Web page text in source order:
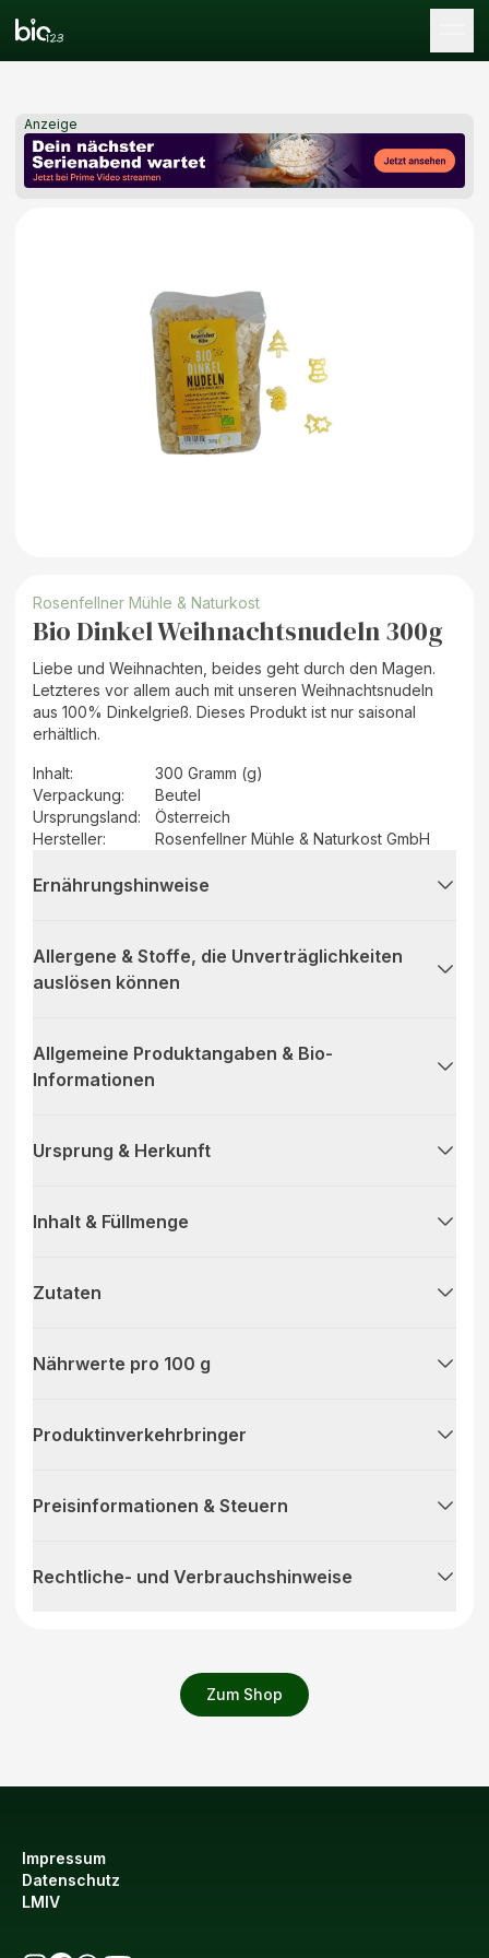
Anzeige
Zum Shop
Rosenfellner Mühle & Naturkost
Bio Dinkel Weihnachtsnudeln 300g
Liebe und Weihnachten, beides geht durch den Magen.
Letzteres vor allem auch mit unseren Weihnachtsnudeln
aus 100% Dinkelgrieß. Dieses Produkt ist nur saisonal
erhältlich.
Inhalt:
300 Gramm (g)
Verpackung:
Beutel
Ursprungsland:
Österreich
Hersteller: Rosenfellner Mühle & Naturkost GmbH
Ernährungshinweise
Allergene & Stoffe, die Unverträglichkeiten
auslösen können
Allgemeine Produktangaben & Bio-
Informationen
Ursprung & Herkunft
Inhalt & Füllmenge
Zutaten
Nährwerte pro 100 g
Produktinverkehrbringer
Preisinformationen & Steuern
Rechtliche- und Verbrauchshinweise
Impressum
Datenschutz
LMIV